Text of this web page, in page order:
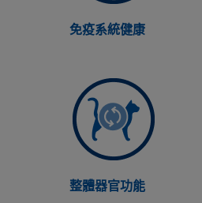
免疫系統健康
整體器官功能